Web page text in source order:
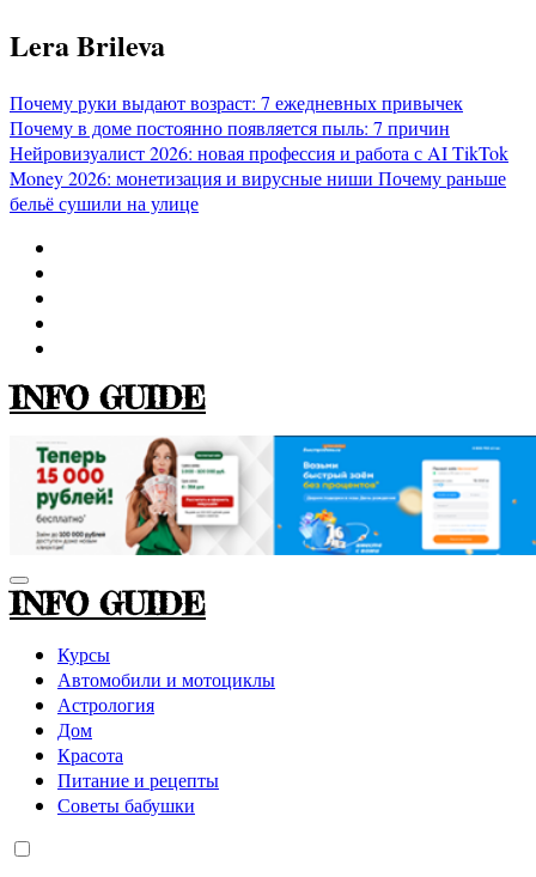
Перейти
к
Lera Brileva
Почему руки выдают возраст: 7 ежедневных привычек
Почему в доме постоянно появляется пыль: 7 причин
Нейровизуалист 2026: новая профессия и работа с AITikTok
Money 2026: монетизация и вирусные ниши Почему раньше
бельё сушили на улице
INFO GUIDE
INFO GUIDE
Курсы
Автомобили и мотоциклы
Астрология
Дом
Красота
Питание и рецепты
Советы бабушки